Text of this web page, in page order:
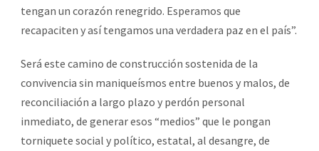
tengan un corazón renegrido. Esperamos que
recapaciten y así tengamos una verdadera paz en el país”.
Será este camino de construcción sostenida de la
convivencia sin maniqueísmos entre buenos y malos, de
reconciliación a largo plazo y perdón personal
inmediato, de generar esos “medios” que le pongan
torniquete social y político, estatal, al desangre, de